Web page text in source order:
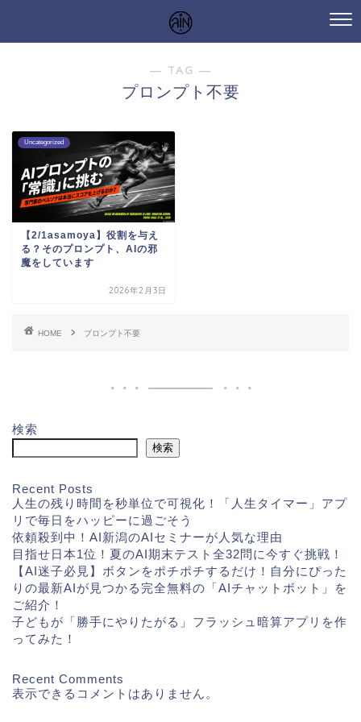
― TAG ―
プロンプト不要
Uncategorized
【2/1asamoya】役割を与え
る？そのプロンプト、AIの邪
魔をしています
2026年2月3日
HOME プロンプト不要
検索
検索
Recent Posts
人生の残り時間を秒単位で可視化！「人生タイマー」アプ
リで毎日をハッピーに過ごそう
依頼殺到中！AI新潟のAIセミナーが人気な理由
目指せ日本1位！夏のAI期末テスト全32問に今すぐ挑戦！
【AI迷子必見】ボタンをポチポチするだけ！自分にぴった
りの最新AIが見つかる完全無料の「AIチャットボット」を
ご紹介！
子どもが「勝手にやりたがる」フラッシュ暗算アプリを作
ってみた！
Recent Comments
表示できるコメントはありません。